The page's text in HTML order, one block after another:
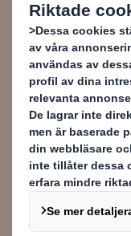
Vi
identitet
känslan i
Anton
Key